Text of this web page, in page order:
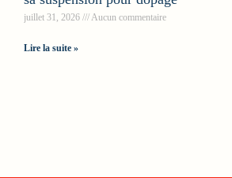
juillet 31, 2026 Aucun commentaire
Lire la suite »